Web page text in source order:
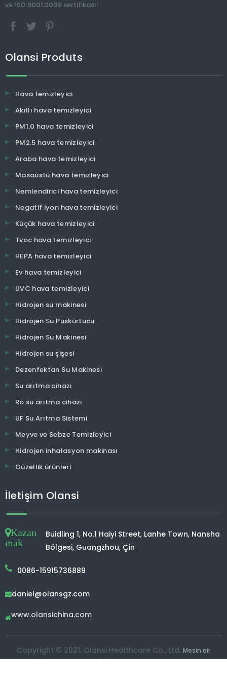
ve ISO 9001:2008 sertifikası!
Olansi Produts
Hava temizleyici
Akıllı hava temizleyici
PM1.0 hava temizleyici
PM2.5 hava temizleyici
Araba hava temizleyici
Masaüstü hava temizleyici
Nemlendirici hava temizleyici
Negatif iyon hava temizleyici
Küçük hava temizleyici
Tvoc hava temizleyici
HEPA hava temizleyici
Ev hava temizleyici
UVC hava temizleyici
Hidrojen su makinesi
Hidrojen Su Püskürtücü
Hidrojen Su Makinesi
Hidrojen su şişesi
Dezenfektan Su Makinesi
Su arıtma cihazı
Ro su arıtma cihazı
UF Su Arıtma Sistemi
Meyve ve Sebze Temizleyici
Hidrojen inhalasyon makinası
Güzellik ürünleri
İletişim Olansi
Kazan
mak
Buidling 1, No.1 Haiyi Street, Lanhe Town, Nansha
Bölgesi, Guangzhou, Çin
0086-15915736889
daniel@olansgz.com
www.olansichina.com
Copyright © 2021. Olansi Healthcare Co., Ltd. Mesin air
hidrogen